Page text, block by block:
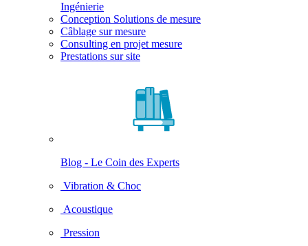
Ingénierie
Conception Solutions de mesure
Câblage sur mesure
Consulting en projet mesure
Prestations sur site
Blog - Le Coin des Experts
Vibration & Choc
Acoustique
Pression